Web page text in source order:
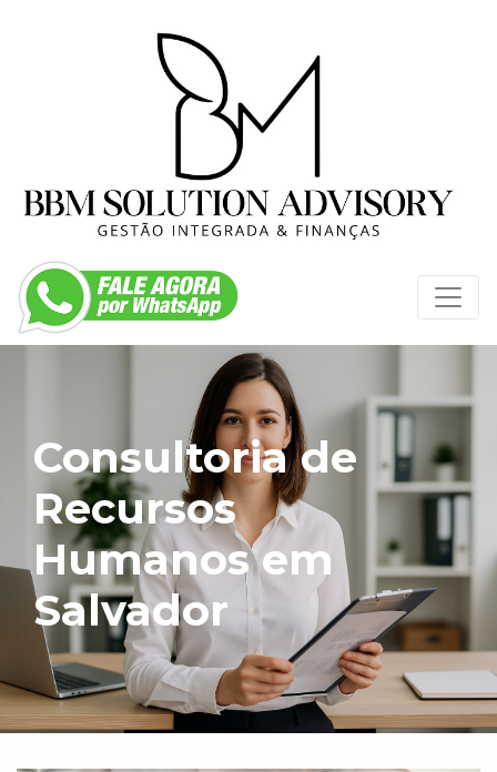
Consultoria de
Recursos
Humanos em
Salvador